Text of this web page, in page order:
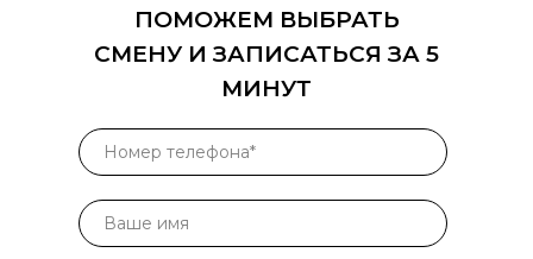
ПОМОЖЕМ ВЫБРАТЬ
СМЕНУ И ЗАПИСАТЬСЯ ЗА 5
МИНУТ